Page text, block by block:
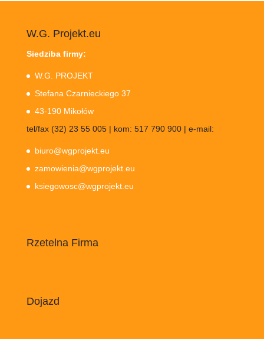
W.G. Projekt.eu
Siedziba firmy:
W.G. PROJEKT
Stefana Czarnieckiego 37
43-190 Mikołów
tel/fax (32) 23 55 005 | kom: 517 790 900 | e-mail:
biuro@wgprojekt.eu
zamowienia@wgprojekt.eu
ksiegowosc@wgprojekt.eu
Rzetelna Firma
Dojazd